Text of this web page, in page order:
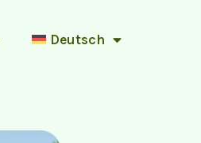
Deutsch